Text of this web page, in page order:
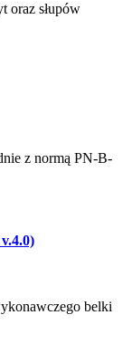
oraz słupów
z normą PN-B-
belki